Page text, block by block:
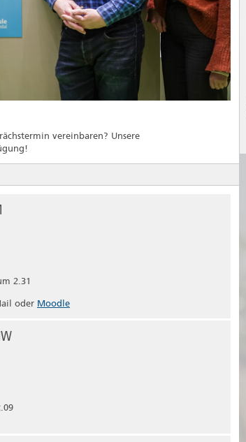
vereinbaren? Unsere
2.31
oder Moodle